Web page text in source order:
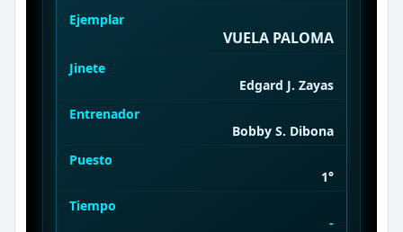
Ejemplar
VUELA PALOMA
Jinete
Edgard J. Zayas
Entrenador
Bobby S. Dibona
Puesto
1°
Tiempo
-